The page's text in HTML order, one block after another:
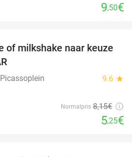
9,50€
36%
of milkshake naar keuze
9.6 star
Normalpris 8,15€
5,25€